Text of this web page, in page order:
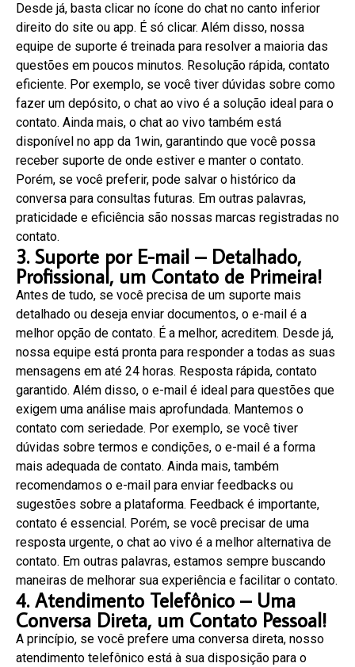
Desde já, basta clicar no ícone do chat no canto inferior
direito do site ou app. É só clicar. Além disso, nossa
equipe de suporte é treinada para resolver a maioria das
questões em poucos minutos. Resolução rápida, contato
eficiente. Por exemplo, se você tiver dúvidas sobre como
fazer um depósito, o chat ao vivo é a solução ideal para o
contato. Ainda mais, o chat ao vivo também está
disponível no app da 1win, garantindo que você possa
receber suporte de onde estiver e manter o contato.
Porém, se você preferir, pode salvar o histórico da
conversa para consultas futuras. Em outras palavras,
praticidade e eficiência são nossas marcas registradas no
contato.
3. Suporte por E-mail – Detalhado,
Profissional, um Contato de Primeira!
Antes de tudo, se você precisa de um suporte mais
detalhado ou deseja enviar documentos, o e-mail é a
melhor opção de contato. É a melhor, acreditem. Desde já,
nossa equipe está pronta para responder a todas as suas
mensagens em até 24 horas. Resposta rápida, contato
garantido. Além disso, o e-mail é ideal para questões que
exigem uma análise mais aprofundada. Mantemos o
contato com seriedade. Por exemplo, se você tiver
dúvidas sobre termos e condições, o e-mail é a forma
mais adequada de contato. Ainda mais, também
recomendamos o e-mail para enviar feedbacks ou
sugestões sobre a plataforma. Feedback é importante,
contato é essencial. Porém, se você precisar de uma
resposta urgente, o chat ao vivo é a melhor alternativa de
contato. Em outras palavras, estamos sempre buscando
maneiras de melhorar sua experiência e facilitar o contato.
4. Atendimento Telefônico – Uma
Conversa Direta, um Contato Pessoal!
A princípio, se você prefere uma conversa direta, nosso
atendimento telefônico está à sua disposição para o